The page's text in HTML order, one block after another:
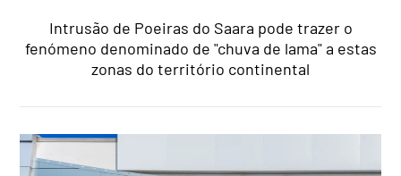
Intrusão de Poeiras do Saara pode trazer o
fenómeno denominado de "chuva de lama" a estas
zonas do território continental